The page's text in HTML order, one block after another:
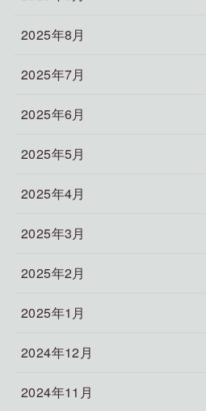
2025年8月
2025年7月
2025年6月
2025年5月
2025年4月
2025年3月
2025年2月
2025年1月
2024年12月
2024年11月